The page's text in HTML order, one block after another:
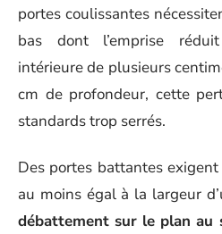
portes coulissantes
bas dont l’emprise
intérieure de plusieurs
cm de profondeur, cette
standards trop serrés.
Des portes battantes
au moins égal à la largeur
débattement sur le plan au